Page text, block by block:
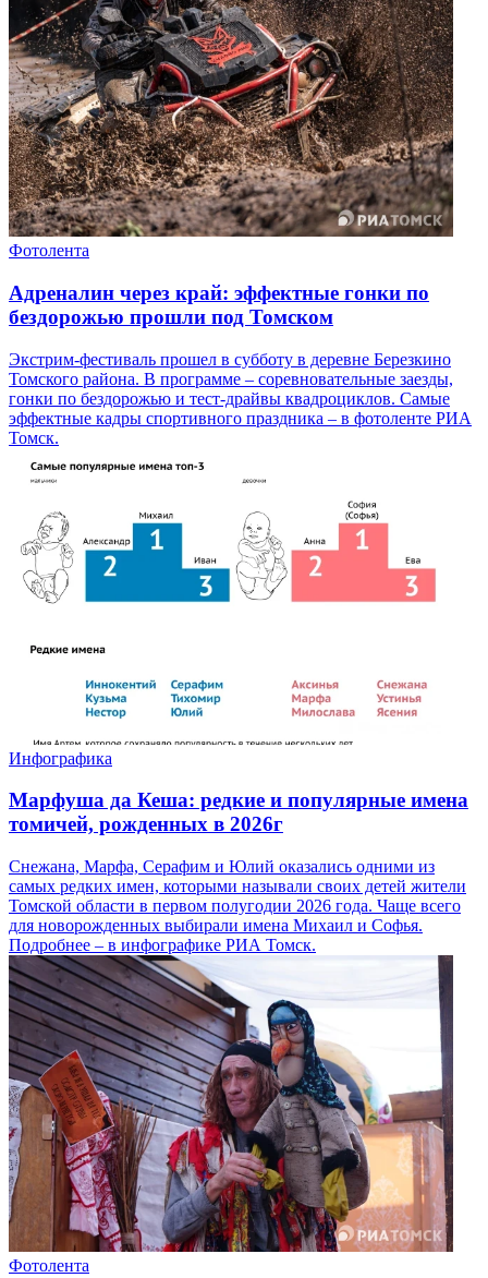
Фотолента
Адреналин через край: эффектные гонки по
бездорожью прошли под Томском
Экстрим-фестиваль прошел в субботу в деревне Березкино
Томского района. В программе – соревновательные заезды,
гонки по бездорожью и тест-драйвы квадроциклов. Самые
эффектные кадры спортивного праздника – в фотоленте РИА
Томск.
Инфографика
Марфуша да Кеша: редкие и популярные имена
томичей, рожденных в 2026г
Снежана, Марфа, Серафим и Юлий оказались одними из
самых редких имен, которыми называли своих детей жители
Томской области в первом полугодии 2026 года. Чаще всего
для новорожденных выбирали имена Михаил и Софья.
Подробнее – в инфографике РИА Томск.
Фотолента